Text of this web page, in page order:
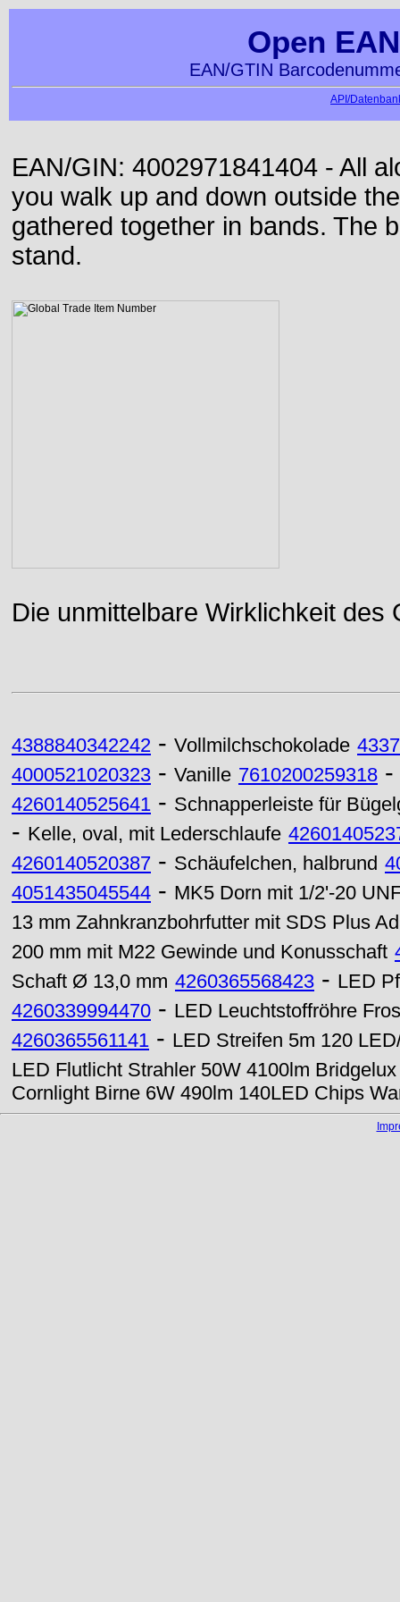
Open
EAN/GTIN
API/
EAN/GIN: 4002971841404 - All
you walk up and down outside
gathered together in bands. The
stand.
Die unmittelbare Wirklichkeit des
4388840342242 - Vollmilchschokolade
4000521020323 - Vanille 7610200259318 -
4260140525641 - Schnapperleiste für
- Kelle, oval, mit Lederschlaufe
4260140520387 - Schäufelchen, halbrund
4051435045544 - MK5 Dorn mit 1/2'-20
13 mm Zahnkranzbohrfutter mit SDS Plus
200 mm mit M22 Gewinde und Konusschaft
Schaft Ø 13,0 mm 4260365568423 - LED
4260339994470 - LED Leuchtstoffröhre
4260365561141 - LED Streifen 5m 120
LED Flutlicht Strahler 50W 4100lm
Cornlight Birne 6W 490lm 140LED Chips